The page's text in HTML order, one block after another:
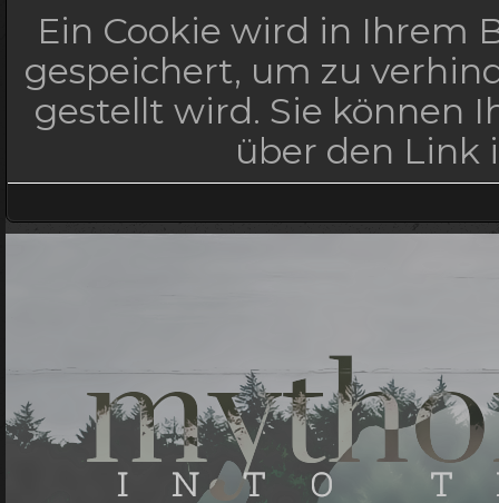
Ein Cookie wird in Ihrem
gespeichert, um zu
gestellt wird. Sie können
über den Link